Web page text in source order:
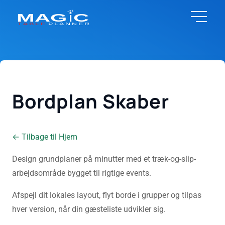
Bordplan Skaber
← Tilbage til Hjem
Design grundplaner på minutter med et træk-og-slip-
arbejdsområde bygget til rigtige events.
Afspejl dit lokales layout, flyt borde i grupper og tilpas
hver version, når din gæsteliste udvikler sig.